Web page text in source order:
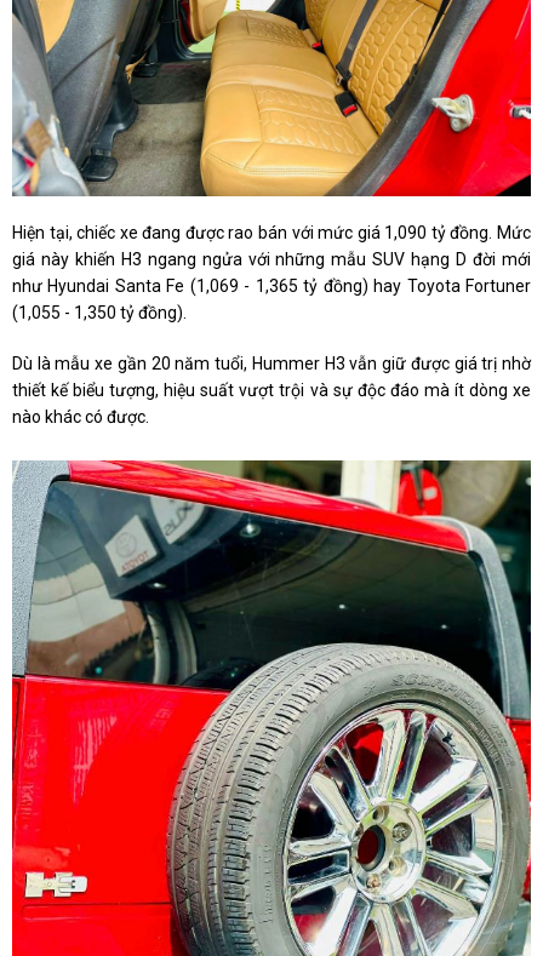
Hiện tại, chiếc xe đang được rao bán với mức giá 1,090 tỷ đồng. Mức
giá này khiến H3 ngang ngửa với những mẫu SUV hạng D đời mới
như Hyundai Santa Fe (1,069 - 1,365 tỷ đồng) hay Toyota Fortuner
(1,055 - 1,350 tỷ đồng).
Dù là mẫu xe gần 20 năm tuổi, Hummer H3 vẫn giữ được giá trị nhờ
thiết kế biểu tượng, hiệu suất vượt trội và sự độc đáo mà ít dòng xe
nào khác có được.